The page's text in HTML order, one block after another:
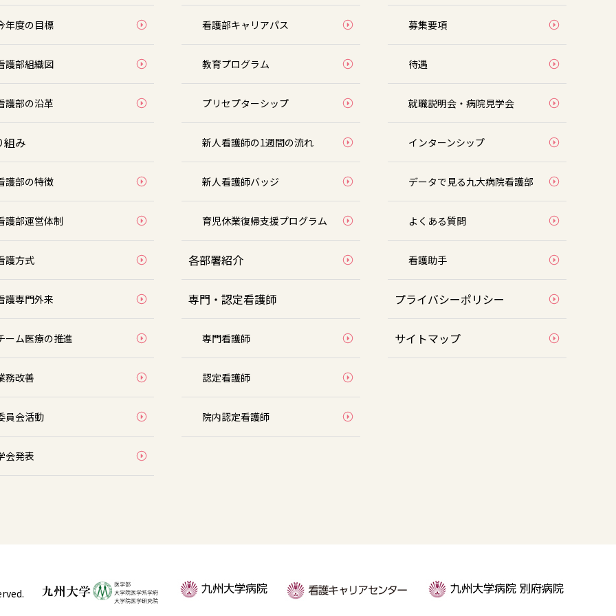
年度の目標
護部組織図
護部の沿革
組み
護部の特徴
護部運営体制
護方式
護専門外来
ーム医療の推進
務改善
員会活動
会発表
看護部キャリアパス
教育プログラム
プリセプターシップ
新人看護師の1週間の流れ
新人看護師バッジ
育児休業復帰支援プログラム
各部署紹介
専門・認定看護師
専門看護師
認定看護師
院内認定看護師
募集要項
待遇
就職説明会・病院見学会
インターンシップ
データで見る九大病院看護部
よくある質問
看護助⼿
プライバシーポリシー
サイトマップ